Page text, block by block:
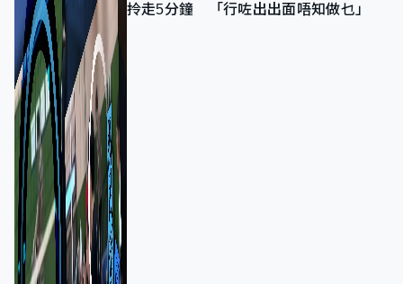
拎走5分鐘 「行咗出出面唔知做乜」